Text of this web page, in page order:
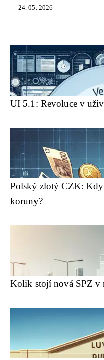
24. 05. 2026
UI 5.1: Revoluce v
Polský zlotý CZK: Kdy
koruny?
Kolik stojí nová SPZ v